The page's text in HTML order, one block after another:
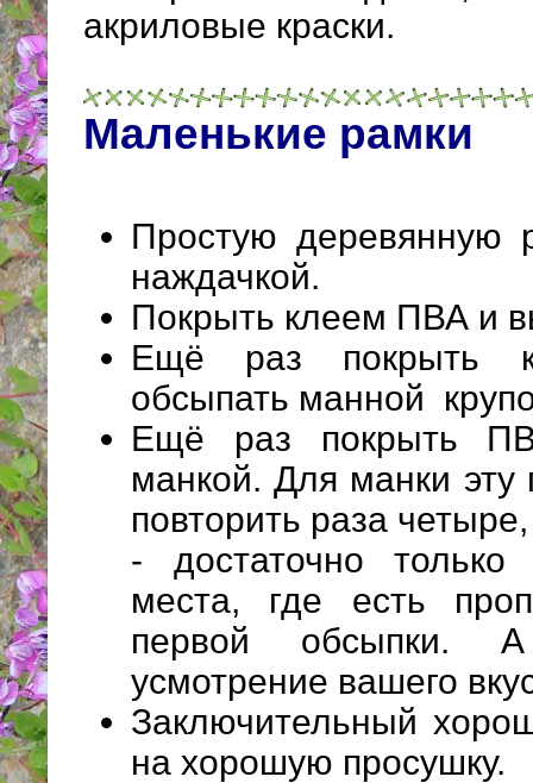
акриловые краски.
Маленькие рамки
Простую деревянную
наждачкой.
Покрыть клеем ПВА и
Ещё раз покрыть
обсыпать манной
Ещё раз покрыть
манкой. Для манки эту
повторить раза
- достаточно только
места, где есть
первой обсыпки.
усмотрение вашего
Заключительный
на хорошую просушку.